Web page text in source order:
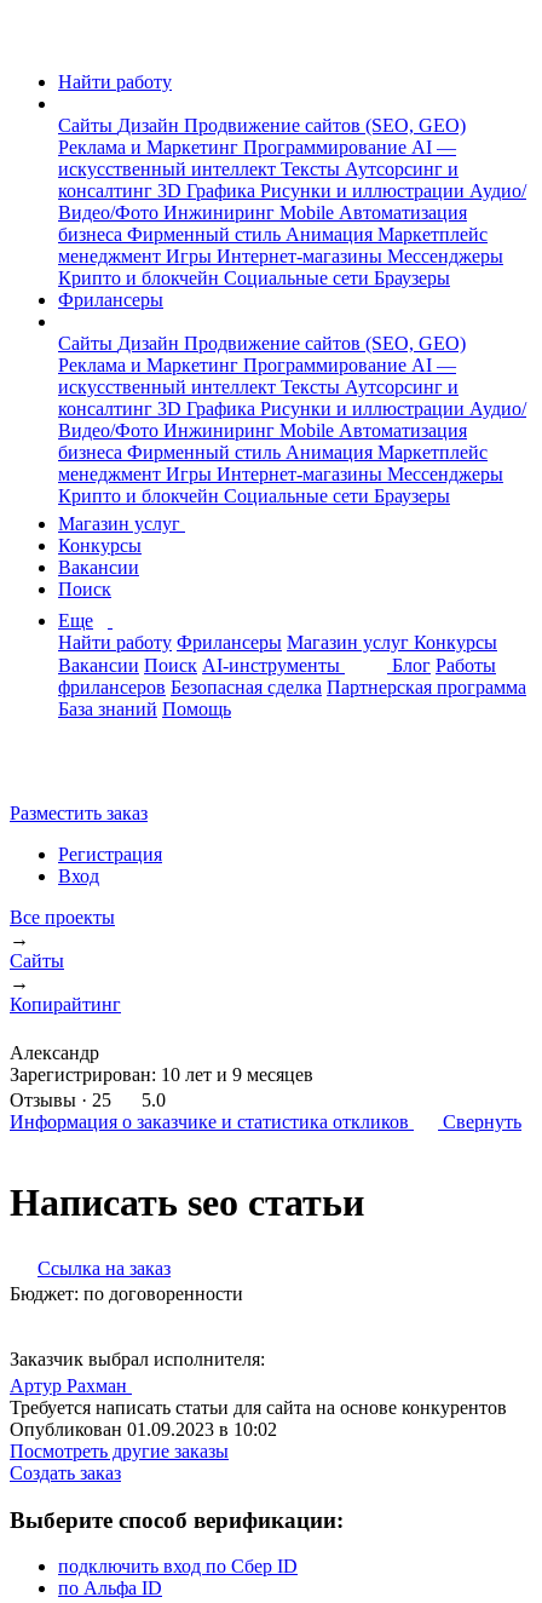
Найти работу
Сайты Дизайн Продвижение сайтов (SEO, GEO)
Реклама и Маркетинг Программирование AI —
искусственный интеллект Тексты Аутсорсинг и
консалтинг 3D Графика Рисунки и иллюстрации Аудио/
Видео/Фото Инжиниринг Mobile Автоматизация
бизнеса Фирменный стиль Анимация Маркетплейс
менеджмент Игры Интернет-магазины Мессенджеры
Крипто и блокчейн Социальные сети Браузеры
Фрилансеры
Сайты Дизайн Продвижение сайтов (SEO, GEO)
Реклама и Маркетинг Программирование AI —
искусственный интеллект Тексты Аутсорсинг и
консалтинг 3D Графика Рисунки и иллюстрации Аудио/
Видео/Фото Инжиниринг Mobile Автоматизация
бизнеса Фирменный стиль Анимация Маркетплейс
менеджмент Игры Интернет-магазины Мессенджеры
Крипто и блокчейн Социальные сети Браузеры
Магазин услуг
Конкурсы
Вакансии
Поиск
Еще
Найти работу Фрилансеры Магазин услуг Конкурсы
Вакансии Поиск AI-инструменты Блог Работы
фрилансеров Безопасная сделка Партнерская программа
База знаний Помощь
Разместить заказ
Регистрация
Вход
Все проекты
→
Сайты
→
Копирайтинг
Александр
Зарегистрирован: 10 лет и 9 месяцев
Отзывы · 25
5.0
Информация о заказчике и статистика откликов Свернуть
Написать seo статьи
Ссылка на заказ
Бюджет: по договоренности
Заказчик выбрал исполнителя:
Артур Рахман
Требуется написать статьи для сайта на основе конкурентов
Опубликован 01.09.2023 в 10:02
Посмотреть другие заказы
Создать заказ
Выберите способ верификации:
подключить вход по Сбер ID
по Альфа ID